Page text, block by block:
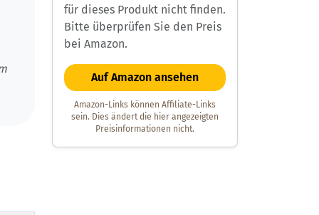
für dieses Produkt nicht finden.
Bitte überprüfen Sie den Preis
bei Amazon.
Auf Amazon ansehen
Amazon-Links können Affiliate-Links
sein. Dies ändert die hier angezeigten
Preisinformationen nicht.